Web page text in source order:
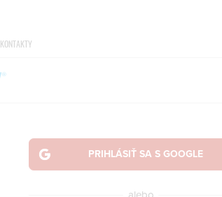
KONTAKTY